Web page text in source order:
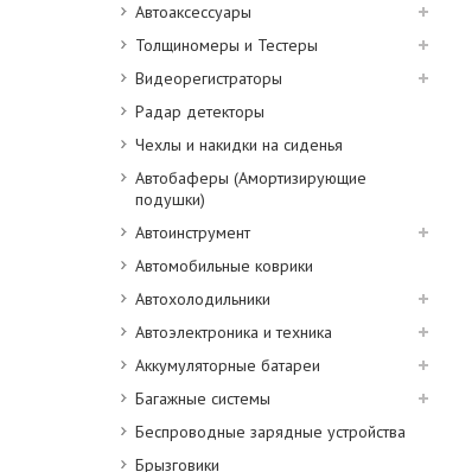
Автоаксессуары
Толщиномеры и Тестеры
Видеорегистраторы
Радар детекторы
Чехлы и накидки на сиденья
Автобаферы (Амортизирующие
подушки)
Автоинструмент
Автомобильные коврики
Автохолодильники
Автоэлектроника и техника
Аккумуляторные батареи
Багажные системы
Беспроводные зарядные устройства
Брызговики